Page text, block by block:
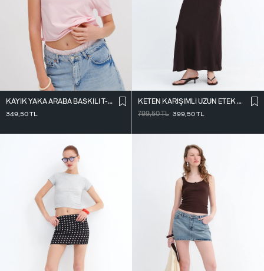
KAYIK YAKA ARABA BASKILI T-SHIRT P1802
349,50TL
KETEN KARIŞIMLI UZUN ETEK E18087
799,50TL 399,50TL